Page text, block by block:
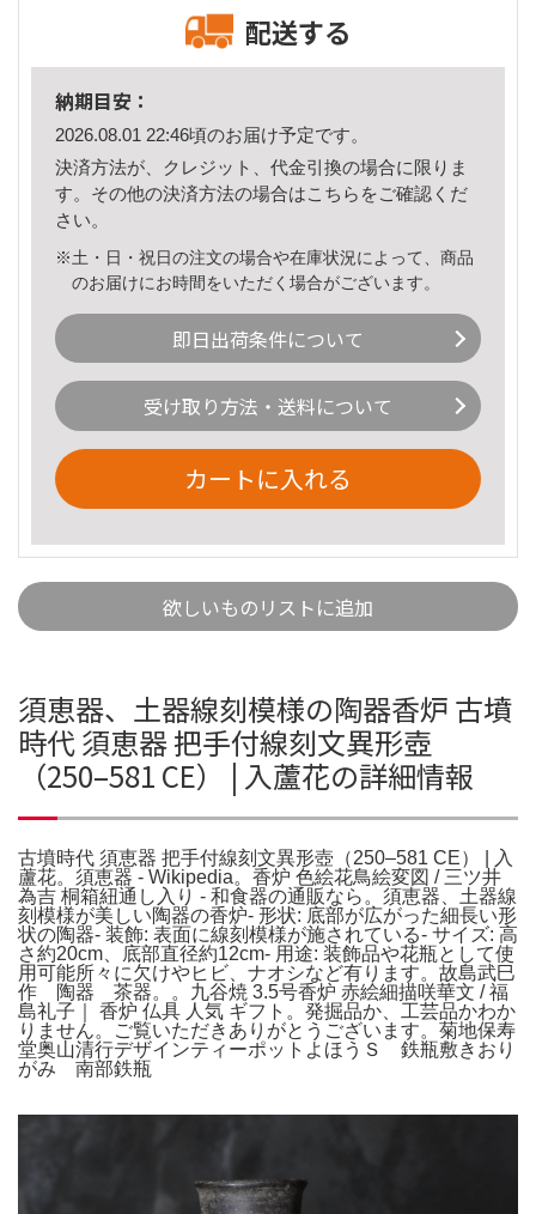
配送する
納期目安：
2026.08.01 22:46頃のお届け予定です。
決済方法が、クレジット、代金引換の場合に限りま
す。その他の決済方法の場合はこちら をご確認くだ
さい。
※土・日・祝日の注文の場合や在庫状況によって、商品
のお届けにお時間をいただく場合がございます。
即日出荷条件について
受け取り方法・送料について
カートに入れる
欲しいものリストに追加
須恵器、土器線刻模様の陶器香炉 古墳
時代 須恵器 把手付線刻文異形壺
（250–581 CE） | 入蘆花の詳細情報
古墳時代 須恵器 把手付線刻文異形壺（250–581 CE） | 入
蘆花。須恵器 - Wikipedia。香炉 色絵花鳥絵変図 / 三ツ井
為吉 桐箱紐通し入り - 和食器の通販なら。須恵器、土器線
刻模様が美しい陶器の香炉- 形状: 底部が広がった細長い形
状の陶器- 装飾: 表面に線刻模様が施されている- サイズ: 高
さ約20cm、底部直径約12cm- 用途: 装飾品や花瓶として使
用可能所々に欠けやヒビ、ナオシなど有ります。故島武巳
作 陶器 茶器。。九谷焼 3.5号香炉 赤絵細描咲華文 / 福
島礼子｜ 香炉 仏具 人気 ギフト。発掘品か、工芸品かわか
りません。ご覧いただきありがとうございます。菊地保寿
堂奥山清行デザインティーポットよほうＳ 鉄瓶敷きおり
がみ 南部鉄瓶